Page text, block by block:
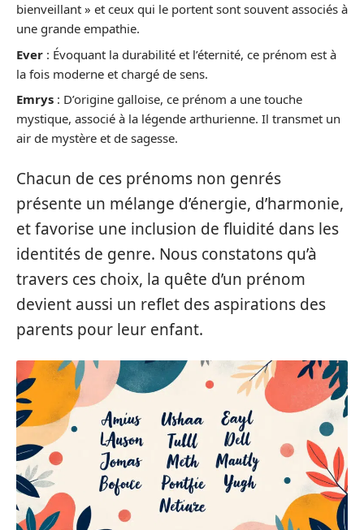
bienveillant » et ceux qui le portent sont souvent associés à
une grande empathie.
Ever : Évoquant la durabilité et l’éternité, ce prénom est à
la fois moderne et chargé de sens.
Emrys : D’origine galloise, ce prénom a une touche
mystique, associé à la légende arthurienne. Il transmet un
air de mystère et de sagesse.
Chacun de ces prénoms non genrés
présente un mélange d’énergie, d’harmonie,
et favorise une inclusion de fluidité dans les
identités de genre. Nous constatons qu’à
travers ces choix, la quête d’un prénom
devient aussi un reflet des aspirations des
parents pour leur enfant.